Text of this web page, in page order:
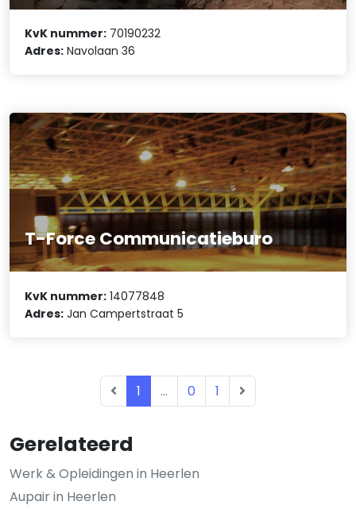
Gerelateerd
Werk & Opleidingen in Heerlen
Aupair in Heerlen
KvK nummer: 70190232
Adres: Navolaan 36
T-Force Communicatieburo
KvK nummer: 14077848
Adres: Jan Campertstraat 5
1 ... 0 1